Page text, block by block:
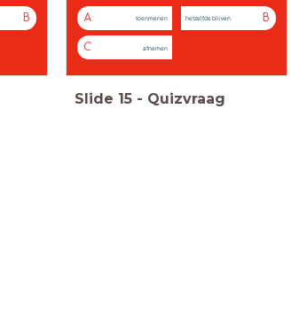
B A toenmenen B
hetzelfde blijven
C afnemen
Slide 15 - Quizvraag